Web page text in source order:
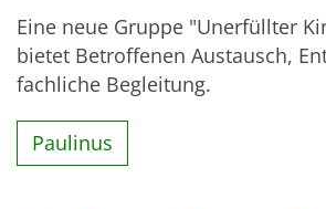
Eine neue Gruppe "Unerfüllter
bietet Betroffenen Austausch,
fachliche Begleitung.
Paulinus